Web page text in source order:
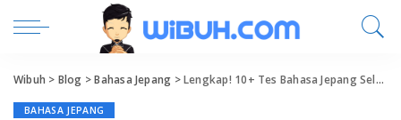
Wibuh > Blog >Bahasa Jepang >Lengkap! 10+ Tes Bahasa Jepang Selain JLPT dan Biayanya
BAHASA JEPANG